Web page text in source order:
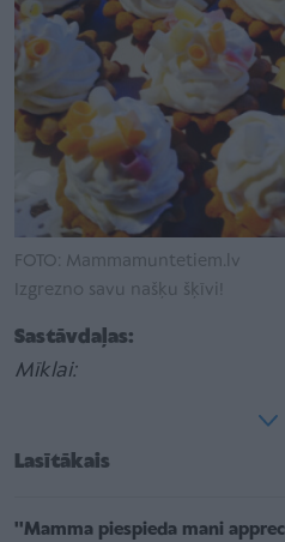
FOTO: Mammamuntetiem.lv
Izgrezno savu našķu šķīvi!
Sastāvdaļas:
​Mīklai:
Lasītākais
''Mamma piespieda mani